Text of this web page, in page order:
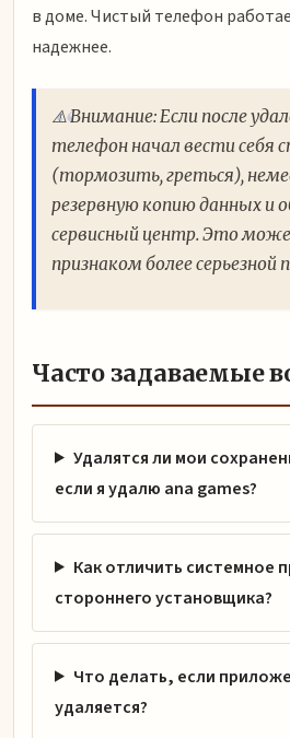
в доме. Чистый телефон
надежнее.
⚠️ Внимание: Если после
телефон начал вести себя
(тормозить, греться),
резервную копию данных и
сервисный центр. Это
признаком более серьезной
Часто задаваемые
Удалятся ли мои
если я удалю ana games?
Как отличить системное
стороннего установщика?
Что делать, если
удаляется?